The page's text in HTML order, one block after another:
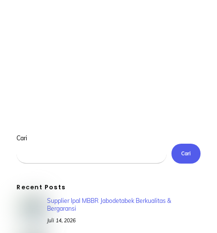
Cari
Cari
Recent Posts
Supplier Ipal MBBR Jabodetabek Berkualitas &
Bergaransi
Juli 14, 2026